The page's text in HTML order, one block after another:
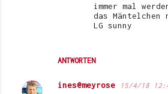
ANTWORTEN
immer mal
das Mäntelchen
LG sunny
ines@meyrose 15/4/18